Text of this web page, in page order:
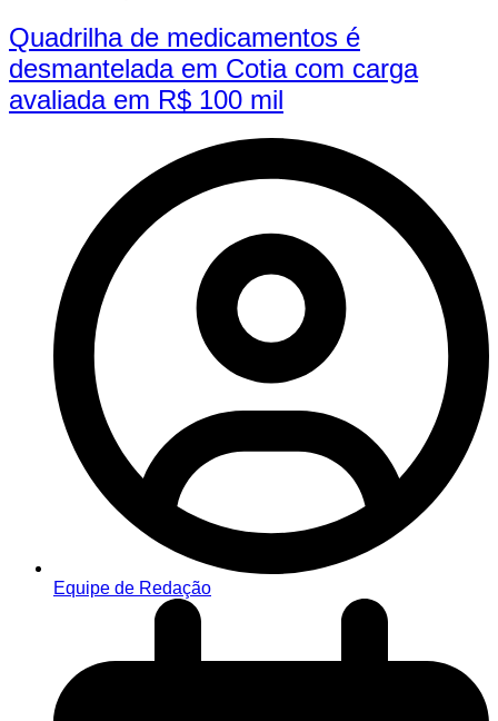
Quadrilha de medicamentos é
desmantelada em Cotia com carga
avaliada em R$ 100 mil
Equipe de Redação